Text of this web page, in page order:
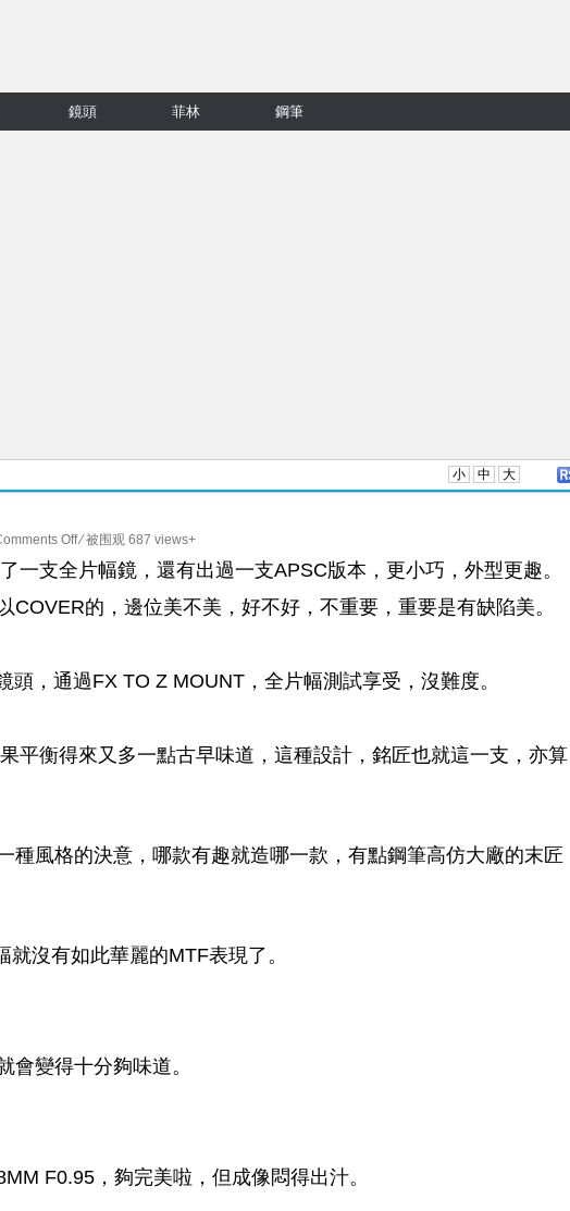
鏡頭 菲林 鋼筆
小 中 大
Offon
TTartisan
f0.95
上
幅
⁄ 被围观 687 views+
一支全片幅鏡，還有出過一支APSC版本，更小巧，外型更趣。
的，邊位美不美，好不好，不重要，重要是有缺陷美。
，通過FX TO Z MOUNT，全片幅測試享受，沒難度。
平衡得來又多一點古早味道，這種設計，銘匠也就這一支，亦算
種風格的決意，哪款有趣就造哪一款，有點鋼筆高仿大廠的末匠
沒有如此華麗的MTF表現了。
會變得十分夠味道。
F0.95，夠完美啦，但成像悶得出汁。